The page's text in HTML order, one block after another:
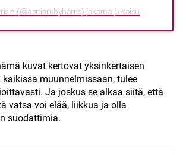
(@astridrubyharris) jakama julkaisu
kuvat kertovat yksinkertaisen
kaikissa muunnelmissaan, tulee
Ja joskus se alkaa siitä, että
vatsa voi elää, liikkua ja olla
suodattimia.